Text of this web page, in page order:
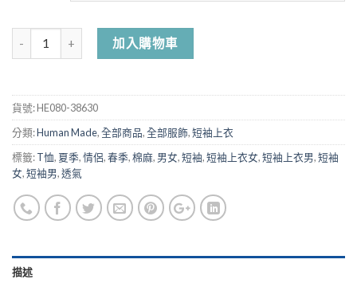
加入購物車
貨號:HE080-38630
分類:Human Made,全部商品,全部服飾,短袖上衣
標籤:T恤, 夏季,情侶,春季,棉麻, 男女,短袖,短袖上衣女,短袖上衣男,短袖
女,短袖男,透氣
描述